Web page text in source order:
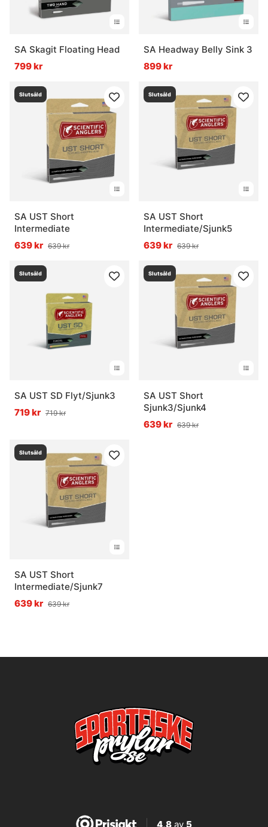
SA Skagit Floating Head
799 kr
SA Headway Belly Sink 3
899 kr
Slutsåld
SA UST Short
Intermediate
639 kr 639 kr
Slutsåld
SA UST Short
Intermediate/Sjunk5
639 kr 639 kr
Slutsåld
SA UST SD Flyt/Sjunk3
719 kr 719 kr
Slutsåld
SA UST Short
Sjunk3/Sjunk4
639 kr 639 kr
Slutsåld
SA UST Short
Intermediate/Sjunk7
639 kr 639 kr
4,8av 5